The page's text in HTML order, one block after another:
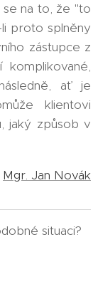
na to, že "to
proto splněny
zástupce z
ať je
klientovi
jaký způsob v
Mgr. Jan Novák
situaci?